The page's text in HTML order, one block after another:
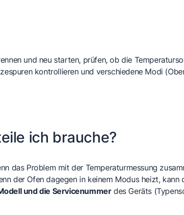
und neu starten, prüfen, ob die
kontrollieren und verschiedene Modi
ich brauche?
das Problem mit der Temperaturmessung
der Ofen dagegen in keinem Modus heizt, kann
und die Servicenummerdes Geräts